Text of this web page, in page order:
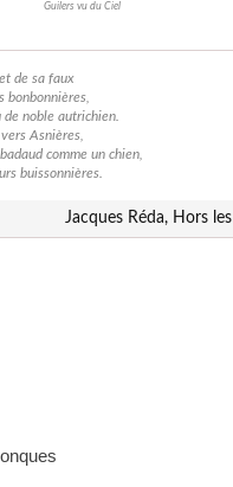
Guilers vu du Ciel
de sa faux
bonbonnières,
noble autrichien.
Asnières,
comme un chien,
buissonnières.
Jacques Réda, Hors